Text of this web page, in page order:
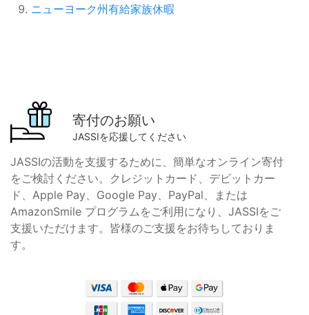
ニューヨーク州有給家族休暇
寄付のお願い
JASSIを応援してください
JASSIの活動を支援するために、簡単なオンライン寄付
をご検討ください。クレジットカード、デビットカー
ド、Apple Pay、Google Pay、PayPal、または
AmazonSmile プログラムをご利用になり、JASSIをご
支援いただけます。皆様のご支援をお待ちしておりま
す。